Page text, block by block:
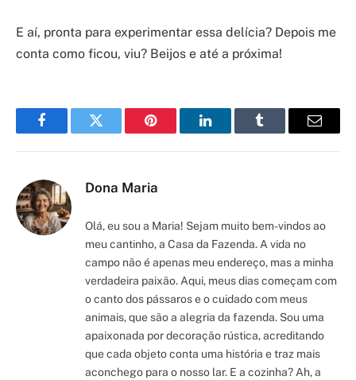
E aí, pronta para experimentar essa delícia? Depois me
conta como ficou, viu? Beijos e até a próxima!
FacebookTwitter Pinterest LinkedInTumblr Email
Dona Maria
Olá, eu sou a Maria! Sejam muito bem-vindos ao
meu cantinho, a Casa da Fazenda. A vida no
campo não é apenas meu endereço, mas a minha
verdadeira paixão. Aqui, meus dias começam com
o canto dos pássaros e o cuidado com meus
animais, que são a alegria da fazenda. Sou uma
apaixonada por decoração rústica, acreditando
que cada objeto conta uma história e traz mais
aconchego para o nosso lar. E a cozinha? Ah, a